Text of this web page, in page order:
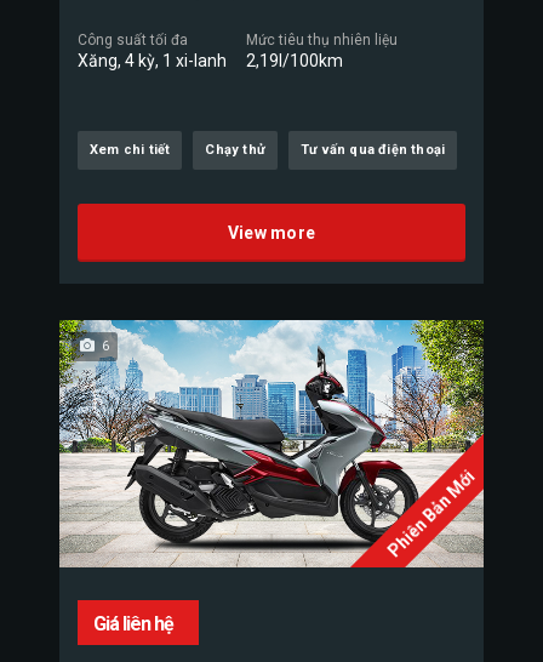
Công suất tối đa
Xăng, 4 kỳ, 1 xi-lanh
Mức tiêu thụ nhiên liệu
2,19l/100km
Xem chi tiết Chạy thử Tư vấn qua điện thoại
View more
Phiên Bản Mới
6
Giá liên hệ